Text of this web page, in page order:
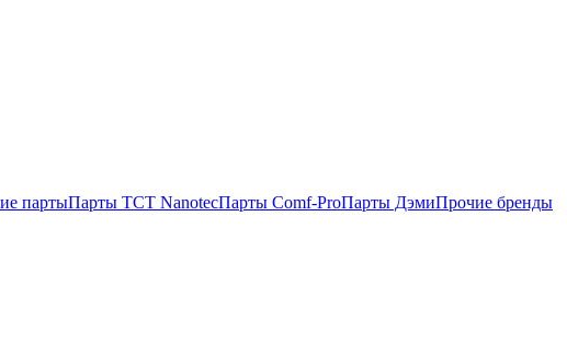
партыПарты TCT NanotecПарты Comf-ProПарты ДэмиПрочие бренды